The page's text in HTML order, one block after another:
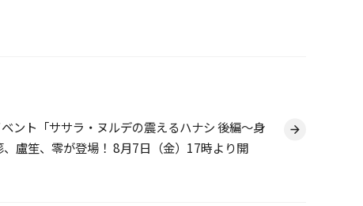
ト「ササラ・ヌルデの震えるハナシ 後編～身
盧笙、零が登場！ 8月7日（金）17時より開